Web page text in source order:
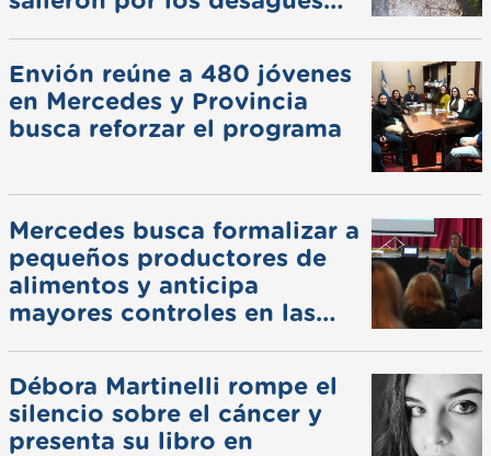
Envión reúne a 480 jóvenes
en Mercedes y Provincia
busca reforzar el programa
Mercedes busca formalizar a
pequeños productores de
alimentos y anticipa
mayores controles en las
Débora Martinelli rompe el
silencio sobre el cáncer y
presenta su libro en